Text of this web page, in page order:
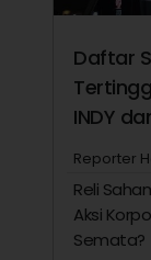
Daftar
INDY
Reporter
Reli
Aksi
Semata?